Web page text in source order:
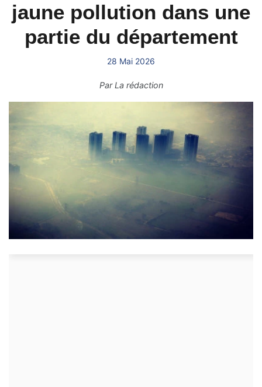
jaune pollution dans une
partie du département
28 Mai 2026
ParLa rédaction